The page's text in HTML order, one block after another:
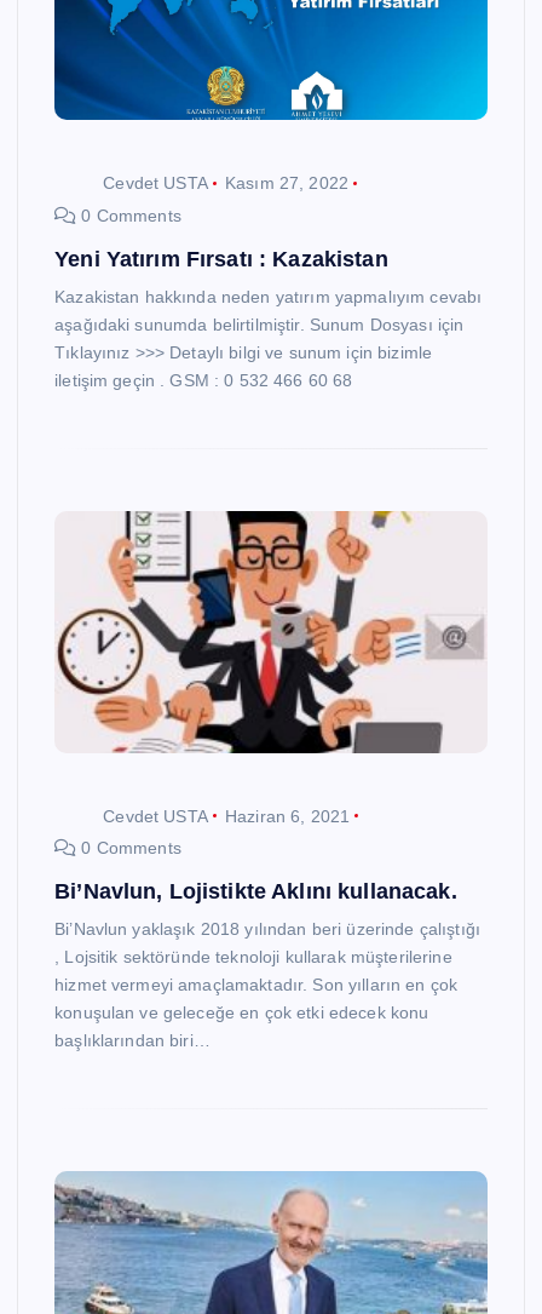
Cevdet USTA
Kasım 27, 2022
0 Comments
Yeni Yatırım Fırsatı : Kazakistan
Kazakistan hakkında neden yatırım yapmalıyım cevabı
aşağıdaki sunumda belirtilmiştir. Sunum Dosyası için
Tıklayınız >>> Detaylı bilgi ve sunum için bizimle
iletişim geçin . GSM : 0 532 466 60 68
Cevdet USTA
Haziran 6, 2021
0 Comments
Bi’Navlun, Lojistikte Aklını kullanacak.
Bi’Navlun yaklaşık 2018 yılından beri üzerinde çalıştığı
, Lojsitik sektöründe teknoloji kullarak müşterilerine
hizmet vermeyi amaçlamaktadır. Son yılların en çok
konuşulan ve geleceğe en çok etki edecek konu
başlıklarından biri…